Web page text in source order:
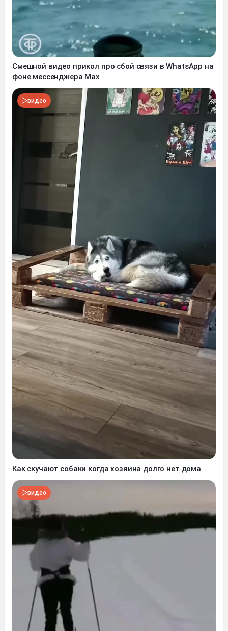
Смешной видео прикол про сбой связи в WhatsApp на
фоне мессенджера Max
видео
Как скучают собаки когда хозяина долго нет дома
видео